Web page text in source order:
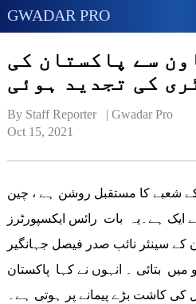
GWADAR PRO
سے پاکستان کی
کی تجدید ہوئی
By Staff Reporter   | Gwadar Pro
Oct 15, 2021
کے شعبے کا مستقبل روشن ہے ، چین
ایک ہے۔یہ بات رائس ایکسپورٹرز
کے سینئر نائب صدر فیصل جہانگیر
میں بتائی ۔ انہوں نے کہا پاکستان
کاشت بڑے پیمانے پر ہوتی ہے۔